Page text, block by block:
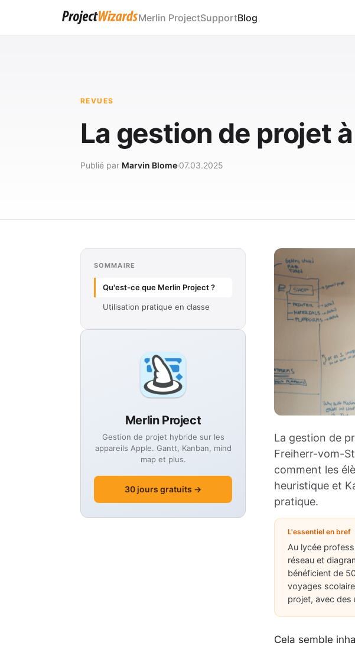
Merlin ProjectSupportBlog
REVUES
La gestion de projet
Publié par Marvin Blome 07.03.2025
SOMMAIRE
Qu'est-ce que Merlin Project ?
Utilisation pratique en classe
Merlin Project
Gestion de projet hybride sur les
appareils Apple. Gantt, Kanban, mind
map et plus.
30 jours gratuits →
La gestion de
Freiherr-vom-
comment les
heuristique et
pratique.
L'essentiel en bref
Au lycée
réseau et
bénéficient de
voyages
projet, avec des
Cela semble